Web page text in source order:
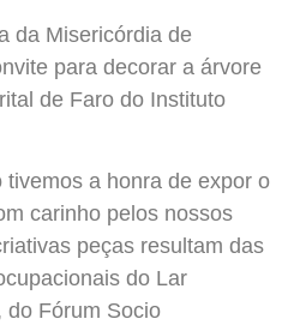
da Misericórdia de
para decorar a árvore
de Faro do Instituto
a honra de expor o
carinho pelos nossos
peças resultam das
do Lar
do Fórum Socio